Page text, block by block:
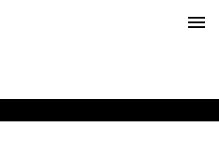
menu